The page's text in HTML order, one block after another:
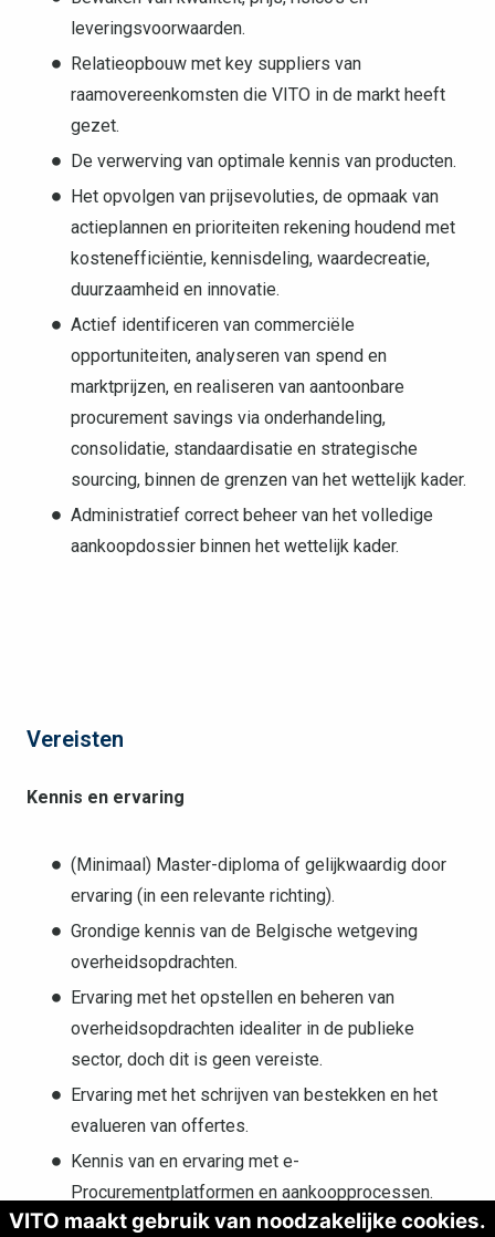
leveringsvoorwaarden.
Relatieopbouw met key suppliers van
raamovereenkomsten die VITO in de markt heeft
gezet.
De verwerving van optimale kennis van producten.
Het opvolgen van prijsevoluties, de opmaak van
actieplannen en prioriteiten rekening houdend met
kostenefficiëntie, kennisdeling, waardecreatie,
duurzaamheid en innovatie.
Actief identificeren van commerciële
opportuniteiten, analyseren van spend en
marktprijzen, en realiseren van aantoonbare
procurement savings via onderhandeling,
consolidatie, standaardisatie en strategische
sourcing, binnen de grenzen van het wettelijk kader.
Administratief correct beheer van het volledige
aankoopdossier binnen het wettelijk kader.
Vereisten
Kennis en ervaring
(Minimaal) Master-diploma of gelijkwaardig door
ervaring (in een relevante richting).
Grondige kennis van de Belgische wetgeving
overheidsopdrachten.
Ervaring met het opstellen en beheren van
overheidsopdrachten idealiter in de publieke
sector, doch dit is geen vereiste.
Ervaring met het schrijven van bestekken en het
evalueren van offertes.
Kennis van en ervaring met e-
Procurementplatformen en aankoopprocessen.
Communicatief sterk in het Nederlands en Engels,
VITO maakt gebruik van noodzakelijke cookies.